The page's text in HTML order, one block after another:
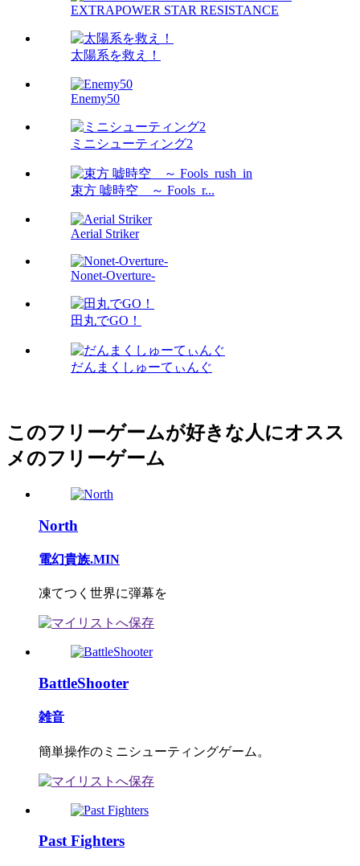
EXTRAPOWER STAR RESISTANCE
太陽系を救え！
Enemy50
ミニシューティング2
束方 嘘時空 ～ Fools_r...
Aerial Striker
Nonet-Overture-
田丸でGO！
だんまくしゅーてぃんぐ
このフリーゲームが好きな人にオスス
メのフリーゲーム
North
電幻貴族.MIN
凍てつく世界に弾幕を
BattleShooter
雑音
簡単操作のミニシューティングゲーム。
Past Fighters